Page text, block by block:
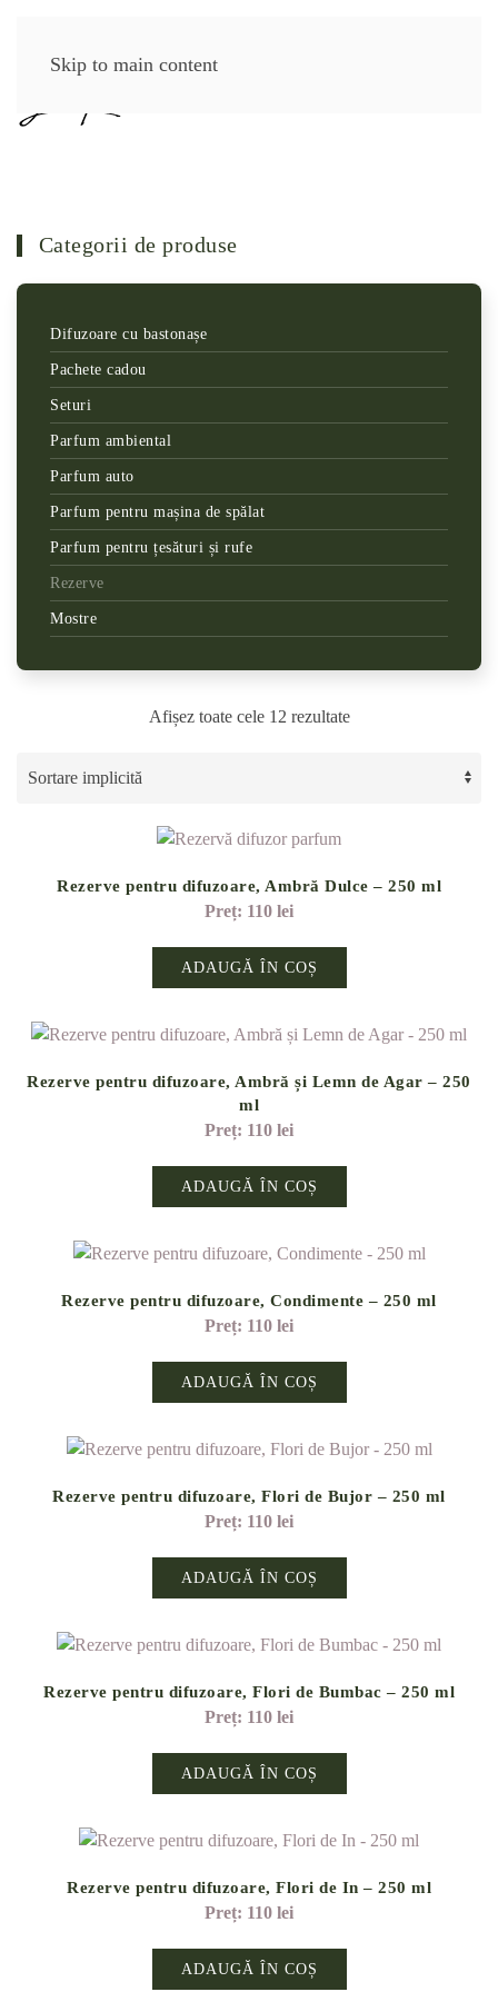
Skip to main content
Categorii de produse
Difuzoare cu bastonașe
Pachete cadou
Seturi
Parfum ambiental
Parfum auto
Parfum pentru mașina de spălat
Parfum pentru țesături și rufe
Rezerve
Mostre
Afișez toate cele 12 rezultate
Rezerve pentru difuzoare, Ambră Dulce – 250 ml
110 lei
ADAUGĂ ÎN COȘ
Rezerve pentru difuzoare, Ambră și Lemn de Agar – 250
ml
110 lei
ADAUGĂ ÎN COȘ
Rezerve pentru difuzoare, Condimente – 250 ml
110 lei
ADAUGĂ ÎN COȘ
Rezerve pentru difuzoare, Flori de Bujor – 250 ml
110 lei
ADAUGĂ ÎN COȘ
Rezerve pentru difuzoare, Flori de Bumbac – 250 ml
110 lei
ADAUGĂ ÎN COȘ
Rezerve pentru difuzoare, Flori de In – 250 ml
110 lei
ADAUGĂ ÎN COȘ